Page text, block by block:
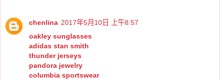
chenlina 2017年5月10日 上午8:57
oakley sunglasses
adidas stan smith
thunder jerseys
pandora jewelry
columbia sportswear